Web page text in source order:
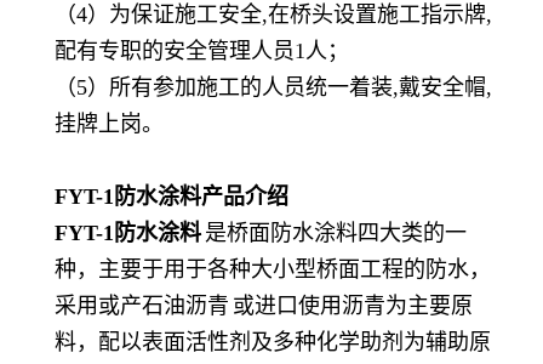
（4）为保证施工安全,在桥头设置施工指示牌,
配有专职的安全管理人员1人；
（5）所有参加施工的人员统一着装,戴安全帽,
挂牌上岗。
FYT-1防水涂料产品介绍
FYT-1防水涂料 是桥面防水涂料四大类的一
种，主要于用于各种大小型桥面工程的防水，
采用或产石油沥青 或进口使用沥青为主要原
料，配以表面活性剂及多种化学助剂为辅助原